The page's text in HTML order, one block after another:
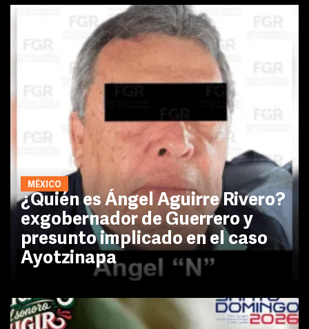
MÉXICO
¿Quién es Ángel Aguirre Rivero?
exgobernador de Guerrero y
presunto implicado en el caso
Ayotzinapa